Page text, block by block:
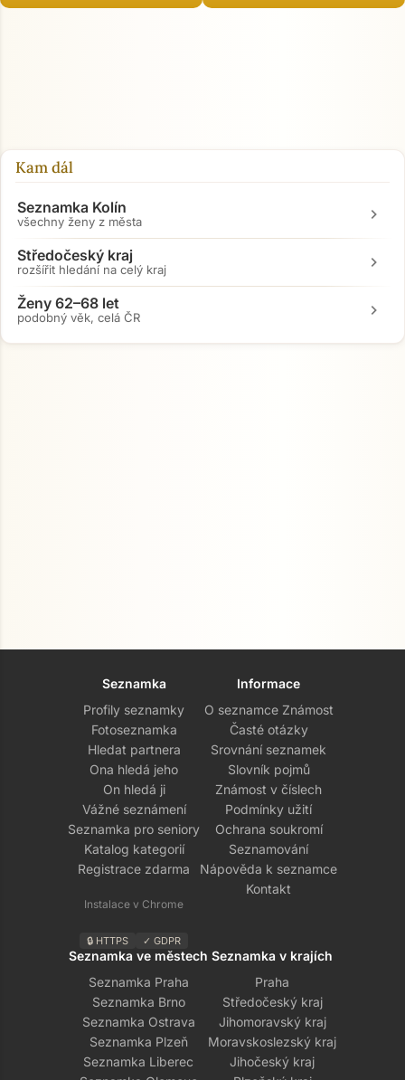
Kam dál
Seznamka Kolín
všechny ženy z města chevron_right
Středočeský kraj
rozšířit hledání na celý kraj chevron_right
Ženy 62–68 let
podobný věk, celá ČR chevron_right
Seznamka
Profily seznamky
Fotoseznamka
Hledat partnera
Ona hledá jeho
On hledá ji
Vážné seznámení
Seznamka pro seniory
Katalog kategorií
Registrace zdarma
Instalace v Chrome
🔒 HTTPS ✓ GDPR
Informace
O seznamce Známost
Časté otázky
Srovnání seznamek
Slovník pojmů
Známost v číslech
Podmínky užití
Ochrana soukromí
Seznamování
Nápověda k seznamce
Kontakt
Seznamka ve městech
Seznamka Praha
Seznamka Brno
Seznamka Ostrava
Seznamka Plzeň
Seznamka Liberec
Seznamka v krajích
Praha
Středočeský kraj
Jihomoravský kraj
Moravskoslezský kraj
Jihočeský kraj